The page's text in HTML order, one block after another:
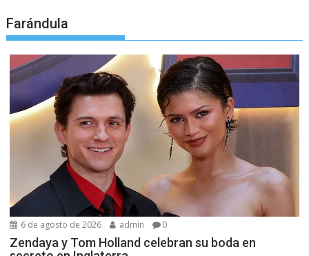
Farándula
6 de agosto de 2026 admin 0
Zendaya y Tom Holland celebran su boda en